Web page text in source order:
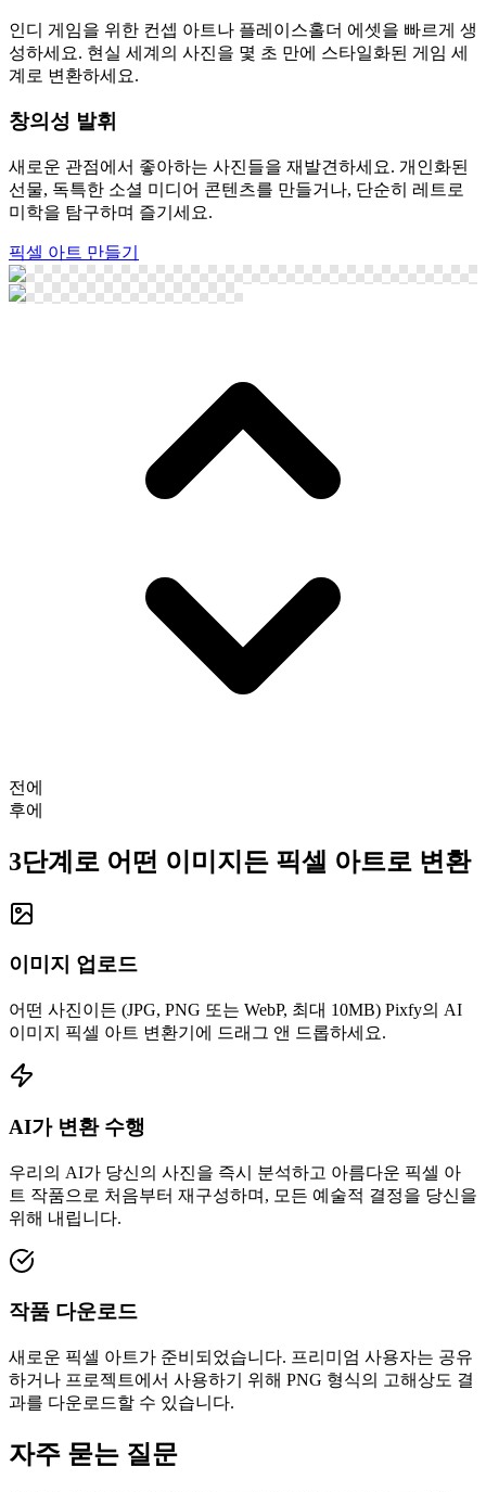
인디 게임을 위한 컨셉 아트나 플레이스홀더 에셋을 빠르게 생
성하세요. 현실 세계의 사진을 몇 초 만에 스타일화된 게임 세
계로 변환하세요.
창의성 발휘
새로운 관점에서 좋아하는 사진들을 재발견하세요. 개인화된
선물, 독특한 소셜 미디어 콘텐츠를 만들거나, 단순히 레트로
미학을 탐구하며 즐기세요.
픽셀 아트 만들기
전에
후에
3단계로 어떤 이미지든 픽셀 아트로 변환
이미지 업로드
어떤 사진이든 (JPG, PNG 또는 WebP, 최대 10MB) Pixfy의 AI
이미지 픽셀 아트 변환기에 드래그 앤 드롭하세요.
AI가 변환 수행
우리의 AI가 당신의 사진을 즉시 분석하고 아름다운 픽셀 아
트 작품으로 처음부터 재구성하며, 모든 예술적 결정을 당신을
위해 내립니다.
작품 다운로드
새로운 픽셀 아트가 준비되었습니다. 프리미엄 사용자는 공유
하거나 프로젝트에서 사용하기 위해 PNG 형식의 고해상도 결
과를 다운로드할 수 있습니다.
자주 묻는 질문